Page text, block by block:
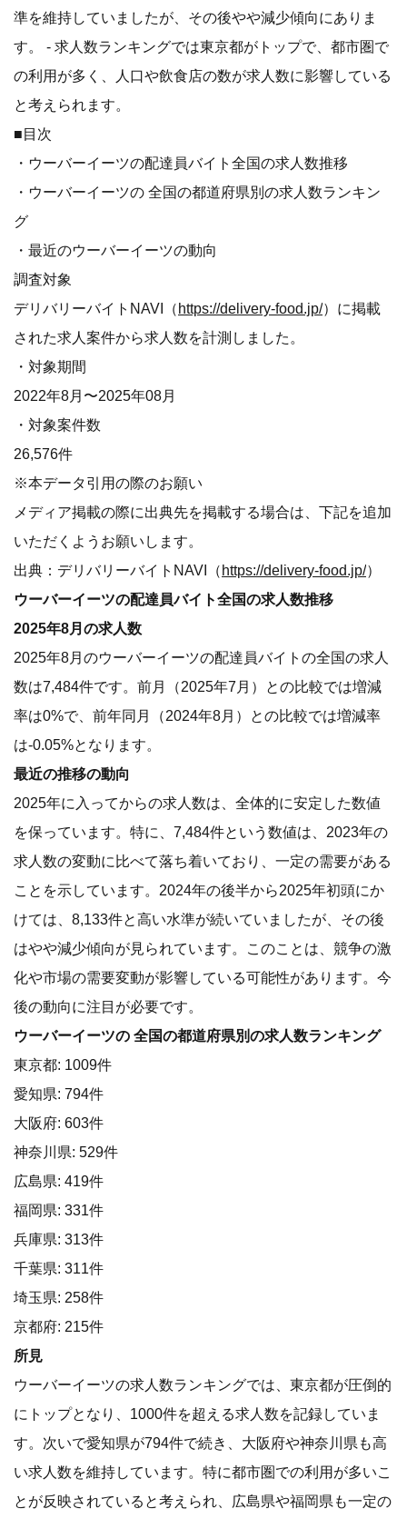
準を維持していましたが、その後やや減少傾向にありま
す。 - 求人数ランキングでは東京都がトップで、都市圏で
の利用が多く、人口や飲食店の数が求人数に影響している
と考えられます。
■目次
・ウーバーイーツの配達員バイト全国の求人数推移
・ウーバーイーツの 全国の都道府県別の求人数ランキン
グ
・最近のウーバーイーツの動向
調査対象
デリバリーバイトNAVI（ https://delivery-food.jp/）に掲載
された求人案件から求人数を計測しました。
・対象期間
2022年8月〜2025年08月
・対象案件数
26,576件
※本データ引用の際のお願い
メディア掲載の際に出典先を掲載する場合は、下記を追加
いただくようお願いします。
出典：デリバリーバイトNAVI（ https://delivery-food.jp/）
ウーバーイーツの配達員バイト全国の求人数推移
2025年8月の求人数
2025年8月のウーバーイーツの配達員バイトの全国の求人
数は7,484件です。前月（2025年7月）との比較では増減
率は0%で、前年同月（2024年8月）との比較では増減率
は-0.05%となります。
最近の推移の動向
2025年に入ってからの求人数は、全体的に安定した数値
を保っています。特に、7,484件という数値は、2023年の
求人数の変動に比べて落ち着いており、一定の需要がある
ことを示しています。2024年の後半から2025年初頭にか
けては、8,133件と高い水準が続いていましたが、その後
はやや減少傾向が見られています。このことは、競争の激
化や市場の需要変動が影響している可能性があります。今
後の動向に注目が必要です。
ウーバーイーツの 全国の都道府県別の求人数ランキング
東京都: 1009件
愛知県: 794件
大阪府: 603件
神奈川県: 529件
広島県: 419件
福岡県: 331件
兵庫県: 313件
千葉県: 311件
埼玉県: 258件
京都府: 215件
所見
ウーバーイーツの求人数ランキングでは、東京都が圧倒的
にトップとなり、1000件を超える求人数を記録していま
す。次いで愛知県が794件で続き、大阪府や神奈川県も高
い求人数を維持しています。特に都市圏での利用が多いこ
とが反映されていると考えられ、広島県や福岡県も一定の